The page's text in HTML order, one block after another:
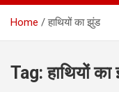
Home हाथियों का झुंड
Tag:हाथियों